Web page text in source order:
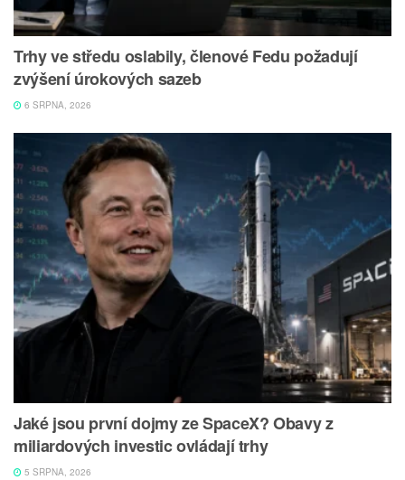
Trhy ve středu oslabily, členové Fedu požadují
zvýšení úrokových sazeb
6 SRPNA, 2026
Jaké jsou první dojmy ze SpaceX? Obavy z
miliardových investic ovládají trhy
5 SRPNA, 2026